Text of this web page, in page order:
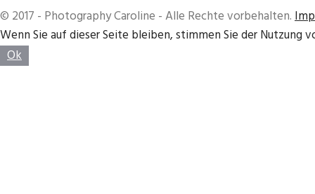
© 2017 - Photography Caroline - Alle Rechte vorbehalten.
Wenn Sie auf dieser Seite bleiben, stimmen Sie der Nutzung
Ok